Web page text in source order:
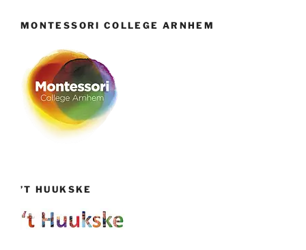
MONTESSORI COLLEGE ARNHEM
’T HUUKSKE